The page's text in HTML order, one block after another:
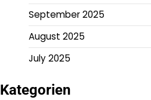
September 2025
August 2025
July 2025
Kategorien